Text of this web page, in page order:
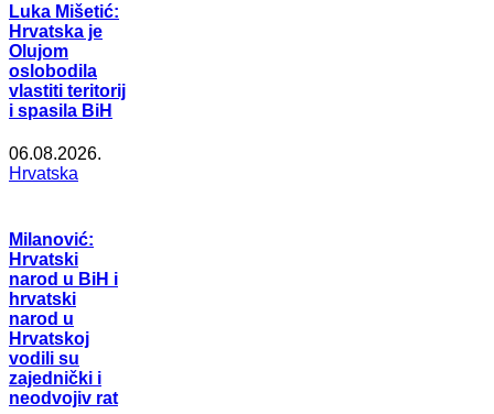
Luka Mišetić:
Hrvatska je
Olujom
oslobodila
vlastiti teritorij
i spasila BiH
06.08.2026.
Hrvatska
Milanović:
Hrvatski
narod u BiH i
hrvatski
narod u
Hrvatskoj
vodili su
zajednički i
neodvojiv rat